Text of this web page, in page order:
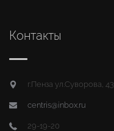
Контакты
г.Пенза ул.Суворова, 43
centris@inbox.ru
29-19-20